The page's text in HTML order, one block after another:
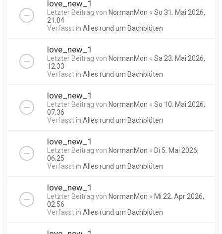
love_new_1
Letzter Beitrag von NormanMon « So 31. Mai 2026,
21:04
Verfasst in Alles rund um Bachblüten
love_new_1
Letzter Beitrag von NormanMon « Sa 23. Mai 2026,
12:33
Verfasst in Alles rund um Bachblüten
love_new_1
Letzter Beitrag von NormanMon « So 10. Mai 2026,
07:36
Verfasst in Alles rund um Bachblüten
love_new_1
Letzter Beitrag von NormanMon « Di 5. Mai 2026,
06:25
Verfasst in Alles rund um Bachblüten
love_new_1
Letzter Beitrag von NormanMon « Mi 22. Apr 2026,
02:56
Verfasst in Alles rund um Bachblüten